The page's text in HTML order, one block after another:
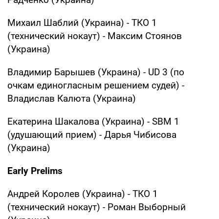
Михаил Шаблий (Украина) - ТКО 1
(технический нокаут) - Максим Стоянов
(Украина)
Владимир Барышев (Украина) - UD 3 (по
очкам единогласным решением судей) -
Владислав Калюта (Украина)
Екатерина Шакалова (Украина) - SBM 1
(удушающий прием) - Дарья Чибисова
(Украина)
Early Prelims
Андрей Королев (Украина) - ТКО 1
(технический нокаут) - Роман Выборный